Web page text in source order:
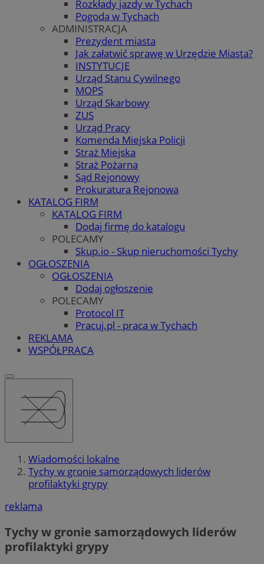
Rozkłady jazdy w Tychach
Pogoda w Tychach
ADMINISTRACJA
Prezydent miasta
Jak załatwić sprawę w Urzędzie Miasta?
INSTYTUCJE
Urząd Stanu Cywilnego
MOPS
Urząd Skarbowy
ZUS
Urząd Pracy
Komenda Miejska Policji
Straż Miejska
Straż Pożarna
Sąd Rejonowy
Prokuratura Rejonowa
KATALOG FIRM
KATALOG FIRM
Dodaj firmę do katalogu
POLECAMY
Skup.io - Skup nieruchomości Tychy
OGŁOSZENIA
OGŁOSZENIA
Dodaj ogłoszenie
POLECAMY
Protocol IT
Pracuj.pl - praca w Tychach
REKLAMA
WSPÓŁPRACA
Wiadomości lokalne
Tychy w gronie samorządowych liderów
profilaktyki grypy
reklama
Tychy w gronie samorządowych liderów
profilaktyki grypy